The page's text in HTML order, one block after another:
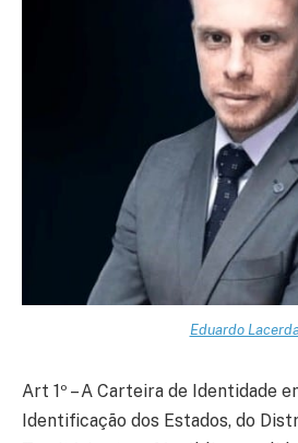
Eduardo
Art 1º – A Carteira de Identidade
Identificação dos Estados, do